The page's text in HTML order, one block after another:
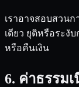
เราอาจสอบสวนก
เดียว ยุติหรือระงั
หรือคืนเงิน
6. ค่าธรรมเ